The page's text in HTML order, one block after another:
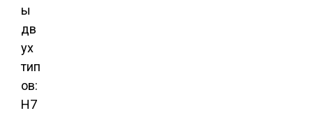
ы
дв
ух
тип
ов:
Н7